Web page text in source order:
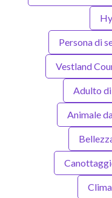
Persona di
Vestland
Adulto
Animale